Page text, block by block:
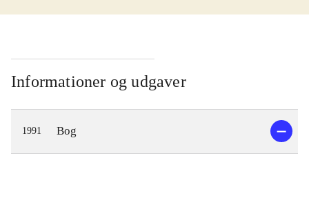
Informationer og udgaver
1991 Bog